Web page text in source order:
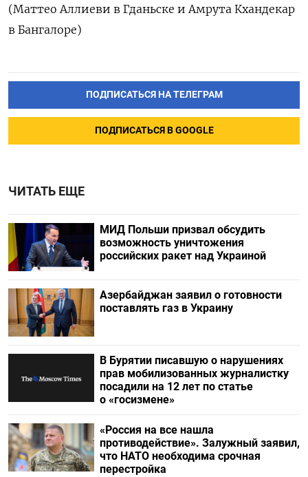
(Маттео Аллиеви в Гданьске и Амрута Кхандекар
в Бангалоре)
ПОДПИСАТЬСЯ НА ТЕЛЕГРАМ
ПОДПИСАТЬСЯ В GOOGLE
ЧИТАТЬ ЕЩЕ
МИД Польши призвал обсудить
возможность уничтожения
российских ракет над Украиной
Азербайджан заявил о готовности
поставлять газ в Украину
В Бурятии писавшую о нарушениях
прав мобилизованных журналистку
посадили на 12 лет по статье
о «госизмене»
«Россия на все нашла
противодействие». Залужный заявил,
что НАТО необходима срочная
перестройка